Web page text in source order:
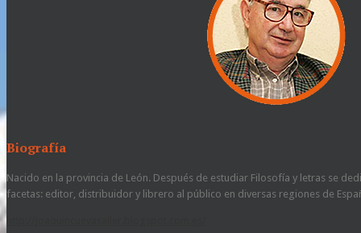
Biografía
Nacido en la provincia de León. Después de estudiar Filosofía y letras se
facetas: editor, distribuidor y librero al público en diversas regiones de